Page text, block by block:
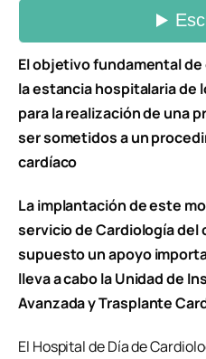
El objetivo fundamental
la estancia hospitalaria de
para la realización de una
ser sometidos a un
cardíaco
La implantación de este
servicio de Cardiología
supuesto un apoyo
lleva a cabo la Unidad de
Avanzada y Trasplante
El Hospital de Día de